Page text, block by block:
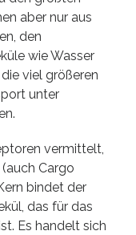
aber nur aus
den
wie Wasser
viel größeren
unter
vermittelt,
Cargo
bindet der
das für das
Es handelt sich